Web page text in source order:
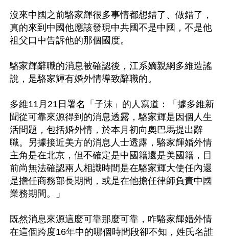
沒來中國之前駱家輝很多事情都想錯了、做錯了，
真的來到中國他應該發現中共國不是中國，不是他
祖父口中告訴他的那個國度。
駱家輝辭職的消息被確認後，江系嫡親網多維造謠
說，是駱家輝有婚外情導致辭職的。
多維11月21日署名「子沫」的人寫道：「據多維新
聞從可靠來源得到的消息透露，駱家輝是因個人生
活問題，包括婚外情，於本月初向奧巴馬提出辭
職。另據接近美方的消息人士透露，駱家輝婚外情
主角是在北京，但不確定是中國籍還是美國籍，目
前尚無法確認兩人相識時間是在駱家輝大使任內還
是擔任商務部長期間，或是在他擔任律師負責中國
業務期間。」
既然消息來源這麼可靠那麼可靠，咋駱家輝婚外情
在這個跨度16年中的哪個時間段卻不知，姓氏名誰